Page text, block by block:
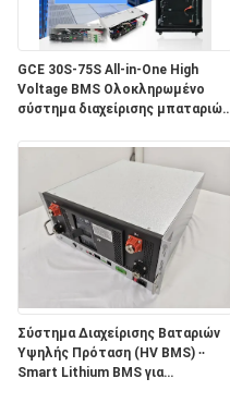
GCE 30S-75S All-in-One High
Voltage BMS Ολοκληρωμένο
σύστημα διαχείρισης μπαταριών
ενέργειας ESS
Σύστημα Διαχείρισης Βαταριών
Υψηλής Πρόταση (HV BMS) ∙∙
Smart Lithium BMS για